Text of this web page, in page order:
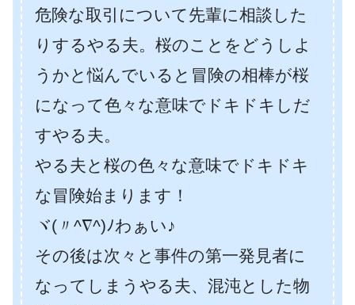
危険な取引について先輩に相談した
りするやる夫。桜のことをどうしよ
うかと悩んでいると冒険の相棒が桜
になって色々な意味でドキドキしだ
すやる夫。
やる夫と桜の色々な意味でドキドキ
な冒険始まります！
ヾ(〃^∇^)ﾉわぁい♪
その後は次々と事件の第一発見者に
なってしまうやる夫、混沌とした物